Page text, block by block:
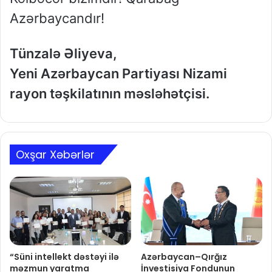
Azərbaycandır!
Tünzalə Əliyeva,
Yeni Azərbaycan Partiyası Nizami
rayon təşkilatının məsləhətçisi.
Oxşar Xəbərlər
“Süni intellekt dəstəyi ilə
məzmun yaratma
Azərbaycan–Qırğız
İnvestisiya Fondunun